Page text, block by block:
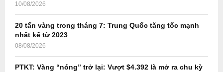
10/08/2026
20 tấn vàng trong tháng 7: Trung Quốc tăng tốc mạnh
nhất kể từ 2023
08/08/2026
PTKT: Vàng “nóng” trở lại: Vượt $4.392 là mở ra chu kỳ